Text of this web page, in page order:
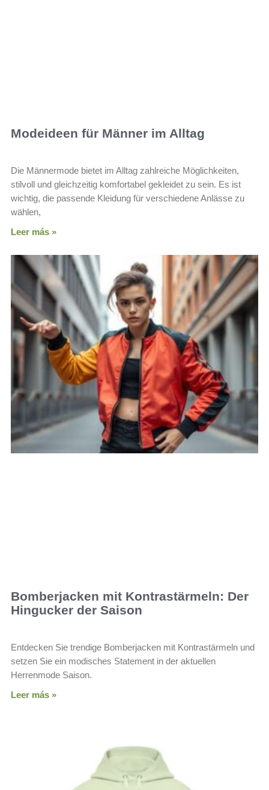
Modeideen für Männer im Alltag
Die Männermode bietet im Alltag zahlreiche Möglichkeiten,
stilvoll und gleichzeitig komfortabel gekleidet zu sein. Es ist
wichtig, die passende Kleidung für verschiedene Anlässe zu
wählen,
Leer más »
Bomberjacken mit Kontrastärmeln: Der
Hingucker der Saison
Entdecken Sie trendige Bomberjacken mit Kontrastärmeln und
setzen Sie ein modisches Statement in der aktuellen
Herrenmode Saison.
Leer más »